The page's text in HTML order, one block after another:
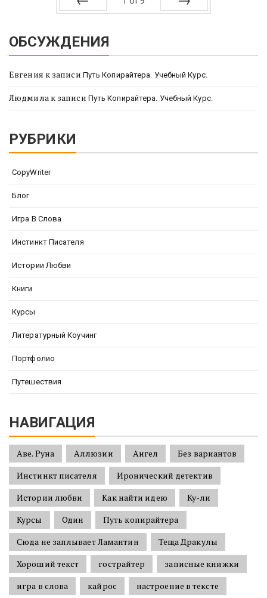
ОБСУЖДЕНИЯ
Евгения к записи Путь Копирайтера. Учебный Курс.
Людмилак записи Путь Копирайтера. Учебный Курс.
РУБРИКИ
CopyWriter
Блог
Игра В Слова
Инстинкт Писателя
Истории Любви
Книги
Курсы
Литературный Коучинг
Портфолио
Путешествия
НАВИГАЦИЯ
Аве. Руна Аллюзии Ангел
Без вариантов
Инстинкт писателя
Иронический детектив
Истории любви
Как найти идею
Ку-ли
Курсы
Один
Путь копирайтера
Сюда не заплывает Ламантин
Теща Дракулы
Хороший текст
гострайтер
записные книжки
игра в слова
кайрос
настроение в тексте